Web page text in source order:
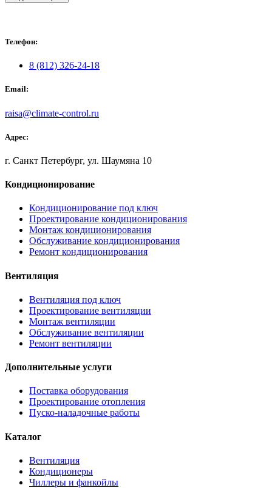
Телефон:
8 (812) 326-24-18
Email:
raisa@climate-control.ru
Адрес:
г. Санкт Петербург, ул. Шаумяна 10
Кондиционирование
Кондиционирование под ключ
Проектирование кондиционирования
Монтаж кондиционирования
Обслуживание кондиционирования
Ремонт кондиционирования
Вентиляция
Вентиляция под ключ
Проектирование вентиляции
Монтаж вентиляции
Обслуживание вентиляции
Ремонт вентиляции
Дополнительные услуги
Поставка оборудования
Проектирование отопления
Пуско-наладочные работы
Каталог
Вентиляция
Кондиционеры
Чиллеры и фанкойлы